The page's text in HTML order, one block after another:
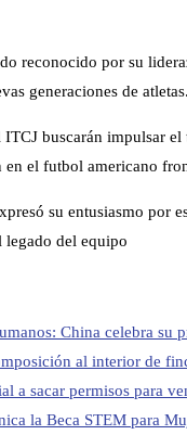
reconocido por su
generaciones de atletas.
buscarán impulsar
el futbol americano
su entusiasmo por
del equipo
China celebra su
al interior de
a sacar permisos para
la Beca STEM para